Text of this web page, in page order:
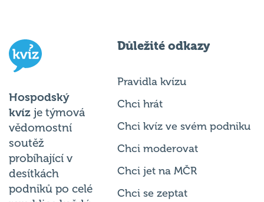
Hospodský
kvíz je týmová
vědomostní
soutěž
probíhající v
desítkách
podniků po celé
Důležité odkazy
Pravidla kvízu
Chci hrát
Chci kvíz ve svém podniku
Chci moderovat
Chci jet na MČR
Chci se zeptat